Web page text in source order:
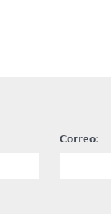
Correo: